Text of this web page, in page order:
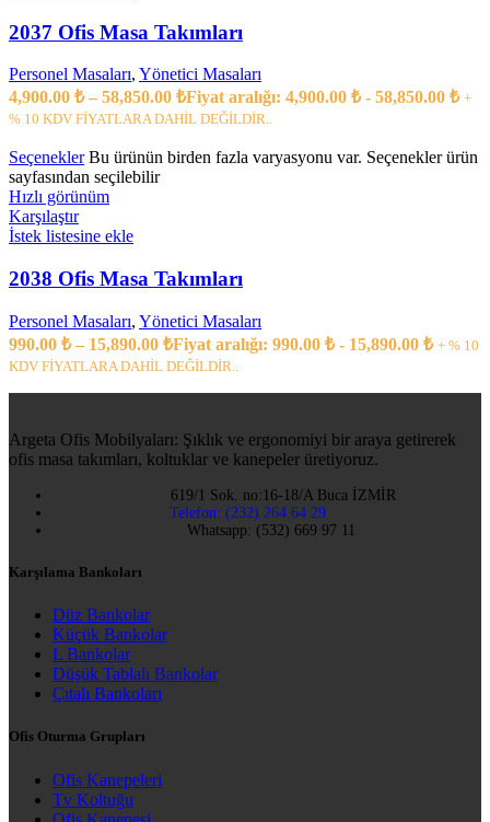
2037 Ofis Masa Takımları
Personel Masaları, Yönetici Masaları
4,900.00 ₺ – 58,850.00 ₺Fiyat aralığı: 4,900.00 ₺ - 58,850.00 ₺ +
% 10 KDV FİYATLARA DAHİL DEĞİLDİR..
Seçenekler Bu ürünün birden fazla varyasyonu var. Seçenekler ürün
sayfasından seçilebilir
Hızlı görünüm
Karşılaştır
İstek listesine ekle
2038 Ofis Masa Takımları
Personel Masaları, Yönetici Masaları
990.00 ₺ – 15,890.00 ₺Fiyat aralığı: 990.00 ₺ - 15,890.00 ₺ + % 10
KDV FİYATLARA DAHİL DEĞİLDİR..
Argeta Ofis Mobilyaları: Şıklık ve ergonomiyi bir araya getirerek
ofis masa takımları, koltuklar ve kanepeler üretiyoruz.
619/1 Sok. no:16-18/A Buca İZMİR
Telefon: (232) 264 64 29
Whatsapp: (532) 669 97 11
Karşılama Bankoları
Düz Bankolar
Küçük Bankolar
L Bankolar
Düşük Tablalı Bankolar
Çıtalı Bankoları
Ofis Oturma Grupları
Ofis Kanepeleri
Tv Koltuğu